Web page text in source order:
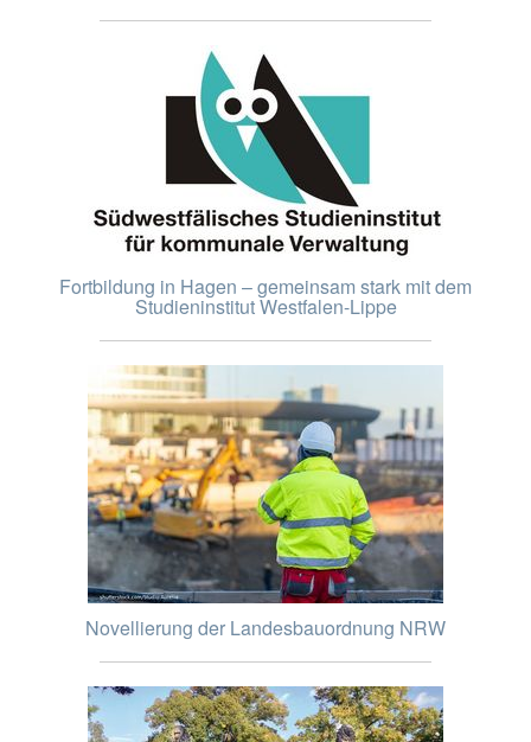
Fortbildung in Hagen – gemeinsam stark mit dem
Studieninstitut Westfalen-Lippe
Novellierung der Landesbauordnung NRW